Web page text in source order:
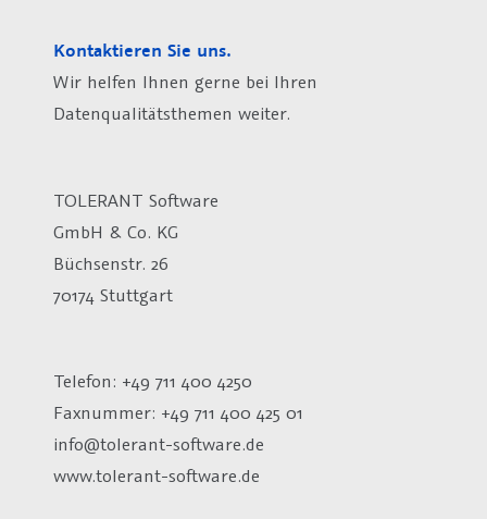
Kontaktieren Sie uns.
Wir helfen Ihnen gerne bei Ihren
Datenqualitätsthemen weiter.
TOLERANT Software
GmbH & Co. KG
Büchsenstr. 26
70174 Stuttgart
Telefon: +49 711 400 4250
Faxnummer: +49 711 400 425 01
info@tolerant-software.de
www.tolerant-software.de